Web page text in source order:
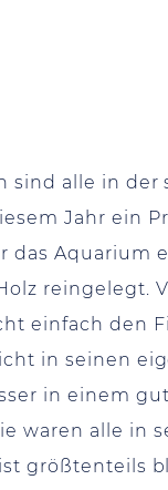
sind alle in
Jahr ein
das Aquarium
reingelegt.
einfach den
in seinen
in einem
waren alle in